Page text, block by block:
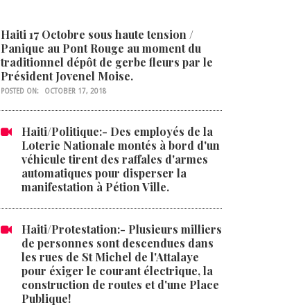
Haiti 17 Octobre sous haute tension /
Panique au Pont Rouge au moment du
traditionnel dépôt de gerbe fleurs par le
Président Jovenel Moise.
POSTED ON: OCTOBER 17, 2018
Haiti/Politique:- Des employés de la
Loterie Nationale montés à bord d'un
véhicule tirent des raffales d'armes
automatiques pour disperser la
manifestation à Pétion Ville.
Haiti/Protestation:- Plusieurs milliers
de personnes sont descendues dans
les rues de St Michel de l'Attalaye
pour éxiger le courant électrique, la
construction de routes et d'une Place
Publique!